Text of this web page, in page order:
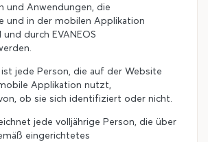
und Anwendungen, die
und in der mobilen Applikation
durch EVANEOS
jede Person, die auf der Website
Applikation nutzt,
ob sie sich identifiziert oder nicht.
jede volljährige Person, die über
eingerichtetes